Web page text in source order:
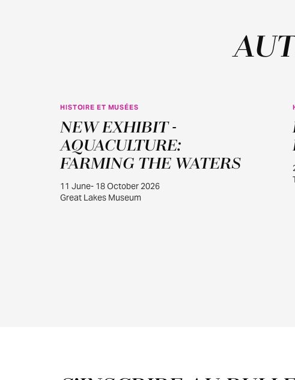
11
HISTOIRE ET MUSÉES
NEW EXHIBIT -
AQUACULTURE:
FARMING THE WATERS
11 June- 18 October 2026
Great Lakes Museum